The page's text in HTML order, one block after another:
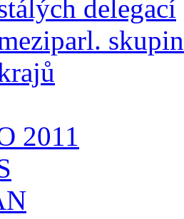
delegací
skupin
2011